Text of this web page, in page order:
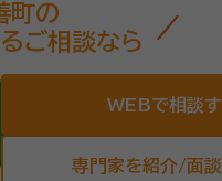
町の
ご相談なら
WEBで相談
専門家を紹介/面